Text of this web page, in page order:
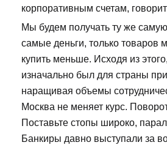
корпоративным счетам,
Мы будем получать ту же
самые деньги, только товаров
купить меньше. Исходя из
изначально был для страны
наращивая объемы
Москва не меняет курс.
Поставьте стопы широко,
Банкиры давно выступали за